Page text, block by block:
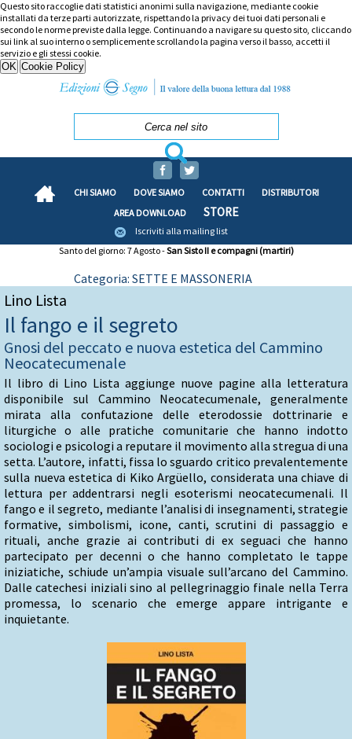
Questo sito raccoglie dati statistici anonimi sulla navigazione, mediante cookie
installati da terze parti autorizzate, rispettando la privacy dei tuoi dati personali e
secondo le norme previste dalla legge. Continuando a navigare su questo sito, cliccando
sui link al suo interno o semplicemente scrollando la pagina verso il basso, accetti il
servizio e gli stessi cookie.
CHI SIAMO DOVE SIAMO CONTATTI
DISTRIBUTORI
AREA DOWNLOAD
STORE
Iscriviti alla mailing list
Santo del giorno: 7 Agosto -San Sisto II e compagni (martiri)
Categoria: SETTE E MASSONERIA
Lino Lista
Il fango e il segreto
Gnosi del peccato e nuova estetica del Cammino
Neocatecumenale
Il libro di Lino Lista aggiunge nuove pagine alla letteratura
disponibile sul Cammino Neocatecumenale, generalmente
mirata alla confutazione delle eterodossie dottrinarie e
liturgiche o alle pratiche comunitarie che hanno indotto
sociologi e psicologi a reputare il movimento alla stregua di una
setta. L’autore, infatti, fissa lo sguardo critico prevalentemente
sulla nueva estetica di Kiko Argüello, considerata una chiave di
lettura per addentrarsi negli esoterismi neocatecumenali. Il
fango e il segreto, mediante l’analisi di insegnamenti, strategie
formative, simbolismi, icone, canti, scrutini di passaggio e
rituali, anche grazie ai contributi di ex seguaci che hanno
partecipato per decenni o che hanno completato le tappe
iniziatiche, schiude un’ampia visuale sull’arcano del Cammino.
Dalle catechesi iniziali sino al pellegrinaggio finale nella Terra
promessa, lo scenario che emerge appare intrigante e
inquietante.